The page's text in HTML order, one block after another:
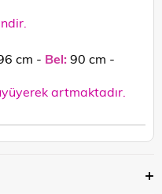
cm - Bel:90 cm -
artmaktadır.